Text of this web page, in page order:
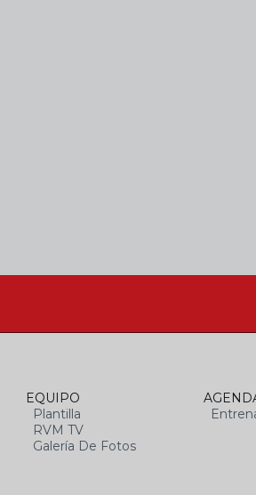
EQUIPO
Plantilla
RVM TV
Galería De Fotos